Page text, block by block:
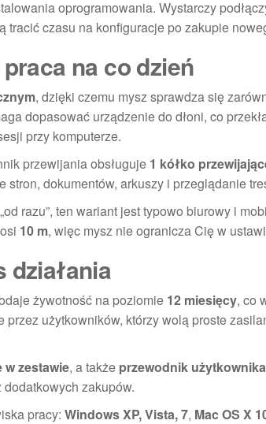
oprogramowania. Wystarczy
czasu na konfiguracje po zakupie
na co dzień
, dzięki czemu mysz sprawdza się
dopasować urządzenie do dłoni, co
przy komputerze.
przewijania obsługuje 1 kółko
dokumentów, arkuszy i przeglądanie
razu”, ten wariant jest typowo biurowy i
10 m, więc mysz nie ogranicza Cię w
działania
żywotność na poziomie 12 miesięcy, co
użytkowników, którzy wolą proste
w zestawie, a także przewodnik użytkownika
zakupów.
pracy: Windows XP, Vista, 7, Mac OS X